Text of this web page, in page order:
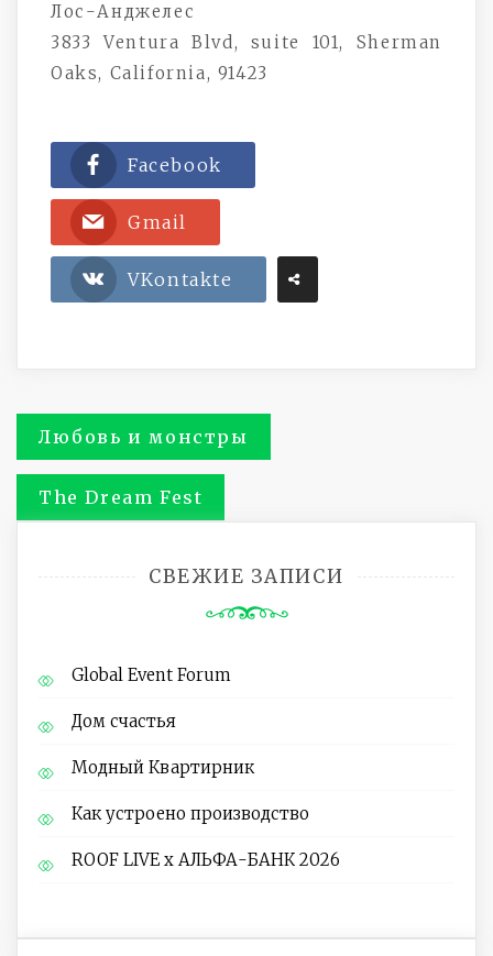
Лос-Анджелес
3833 Ventura Blvd, suite 101, Sherman
Oaks, California, 91423
Facebook
Gmail
VKontakte
Навигация
по
записям
Любовь и монстры
The Dream Fest
СВЕЖИЕ ЗАПИСИ
Global Event Forum
Дом счастья
Модный Квартирник
Как устроено производство
ROOF LIVE x АЛЬФА-БАНК 2026